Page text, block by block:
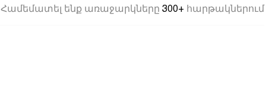
Համեմատել ենք առաջարկները 300+ հարթակներում